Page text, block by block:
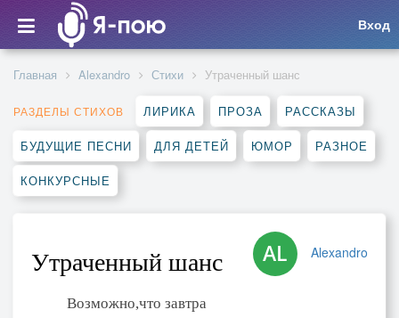
Вход
Главная Alexandro Стихи Утраченный шанс
РАЗДЕЛЫ СТИХОВ ЛИРИКА ПРОЗА РАССКАЗЫ
БУДУЩИЕ ПЕСНИ ДЛЯ ДЕТЕЙ ЮМОР РАЗНОЕ
КОНКУРСНЫЕ
Утраченный шанс Alexandro
Возможно,что завтра